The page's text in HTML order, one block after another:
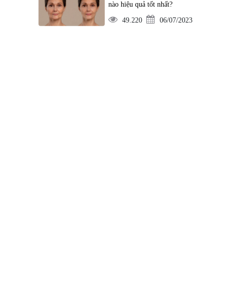
nào hiệu quả tốt nhất?
49.220 06/07/2023